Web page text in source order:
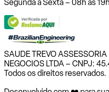
Segunda a Sexta – 08h às
SAUDE TREVO
NEGOCIOS LTDA – CNPJ:
Todos os direitos reservados.